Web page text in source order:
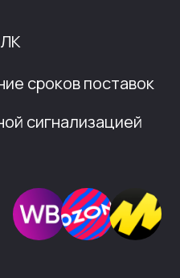
сроков поставок
сигнализацией